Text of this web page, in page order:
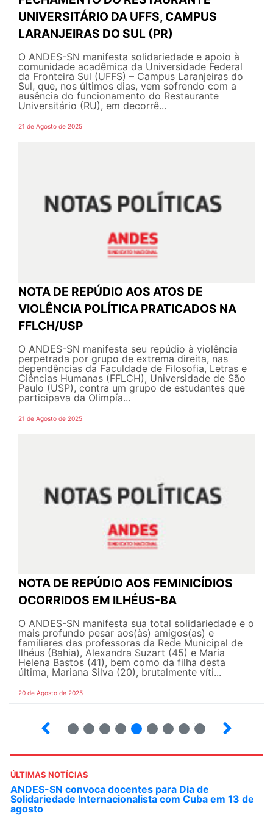
UNIVERSITÁRIO DA UFFS, CAMPUS
LARANJEIRAS DO SUL (PR)
O ANDES-SN manifesta solidariedade e apoio à
comunidade acadêmica da Universidade Federal
da Fronteira Sul (UFFS) – Campus Laranjeiras do
Sul, que, nos últimos dias, vem sofrendo com a
ausência do funcionamento do Restaurante
Universitário (RU), em decorrê...
21 de Agosto de 2025
NOTA DE REPÚDIO AOS ATOS DE
VIOLÊNCIA POLÍTICA PRATICADOS NA
FFLCH/USP
O ANDES-SN manifesta seu repúdio à violência
perpetrada por grupo de extrema direita, nas
dependências da Faculdade de Filosofia, Letras e
Ciências Humanas (FFLCH), Universidade de São
Paulo (USP), contra um grupo de estudantes que
participava da Olimpía...
21 de Agosto de 2025
NOTA DE REPÚDIO AOS FEMINICÍDIOS
OCORRIDOS EM ILHÉUS-BA
O ANDES-SN manifesta sua total solidariedade e o
mais profundo pesar aos(às) amigos(as) e
familiares das professoras da Rede Municipal de
Ilhéus (Bahia), Alexandra Suzart (45) e Maria
Helena Bastos (41), bem como da filha desta
última, Mariana Silva (20), brutalmente víti...
20 de Agosto de 2025
ÚLTIMAS NOTÍCIAS
ANDES-SN convoca docentes para Dia de
Solidariedade Internacionalista com Cuba em 13 de
agosto